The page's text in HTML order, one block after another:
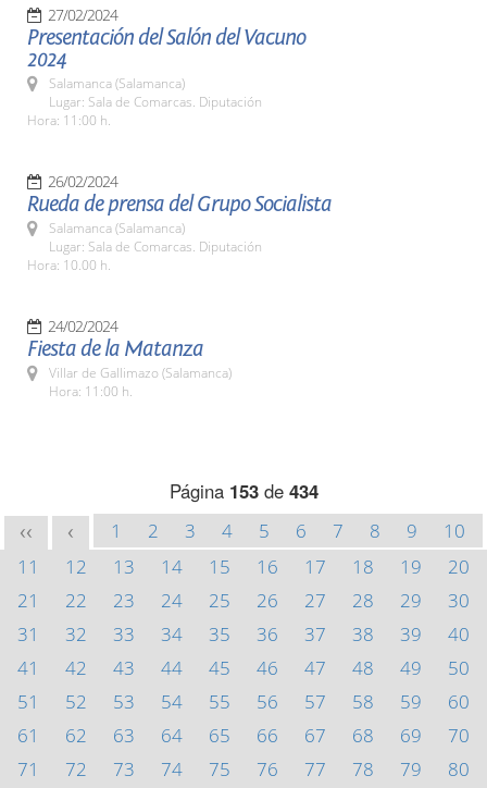
27/02/2024
Presentación del Salón del Vacuno
2024
Salamanca (Salamanca)
Lugar: Sala de Comarcas. Diputación
Hora: 11:00 h.
26/02/2024
Rueda de prensa del Grupo Socialista
Salamanca (Salamanca)
Lugar: Sala de Comarcas. Diputación
Hora: 10.00 h.
24/02/2024
Fiesta de la Matanza
Villar de Gallimazo (Salamanca)
Hora: 11:00 h.
Página 153de 434
<< < 1 2 3 4 5 6 7 8 9
10
11
12 13 14 15 16 17 18 19
20
21
22 23 24 25 26 27 28 29
30
31
32 33 34 35 36 37 38 39
40
41
42 43 44 45 46 47 48 49
50
51
52 53 54 55 56 57 58 59
60
61
62 63 64 65 66 67 68 69
70
71
72 73 74 75 76 77 78 79
80